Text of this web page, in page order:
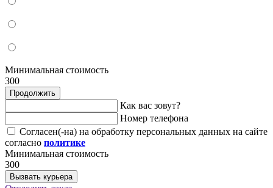
Минимальная стоимость
300
Продолжить
Как вас зовут?
Номер телефона
Согласен(-на) на обработку персональных данных на сайте
согласно политике
Минимальная стоимость
300
Вызвать курьера